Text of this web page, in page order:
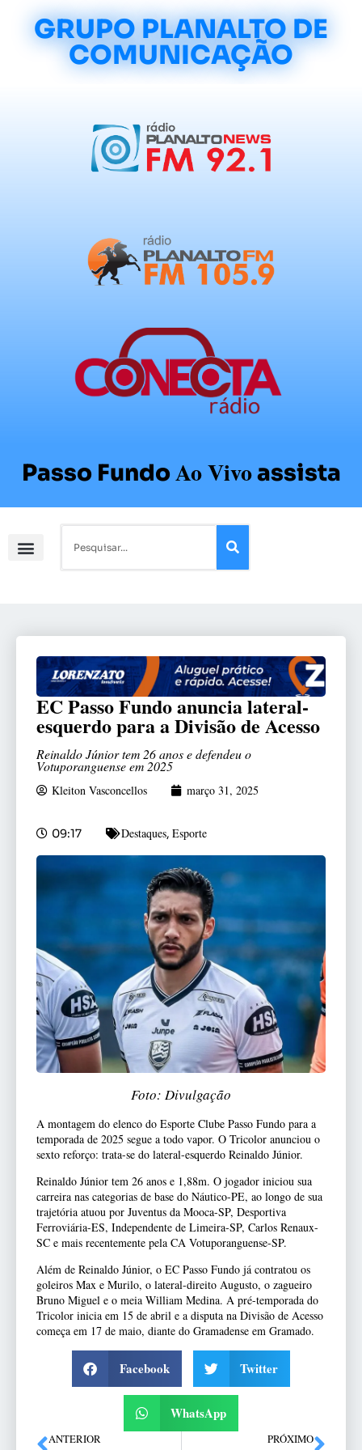
GRUPO PLANALTO DE
COMUNICAÇÃO
Passo FundoAo Vivoassista
EC Passo Fundo anuncia lateral-
esquerdo para a Divisão de Acesso
Reinaldo Júnior tem 26 anos e defendeu o
Votuporanguense em 2025
Kleiton Vasconcellos março 31, 2025
09:17 Destaques, Esporte
Foto: Divulgação
A montagem do elenco do Esporte Clube Passo Fundo para a
temporada de 2025 segue a todo vapor. O Tricolor anunciou o
sexto reforço: trata-se do lateral-esquerdo Reinaldo Júnior.
Reinaldo Júnior tem 26 anos e 1,88m. O jogador iniciou sua
carreira nas categorias de base do Náutico-PE, ao longo de sua
trajetória atuou por Juventus da Mooca-SP, Desportiva
Ferroviária-ES, Independente de Limeira-SP, Carlos Renaux-
SC e mais recentemente pela CA Votuporanguense-SP.
Além de Reinaldo Júnior, o EC Passo Fundo já contratou os
goleiros Max e Murilo, o lateral-direito Augusto, o zagueiro
Bruno Miguel e o meia William Medina. A pré-temporada do
Tricolor inicia em 15 de abril e a disputa na Divisão de Acesso
começa em 17 de maio, diante do Gramadense em Gramado.
Facebook Twitter
WhatsApp
ANTERIOR PRÓXIMO